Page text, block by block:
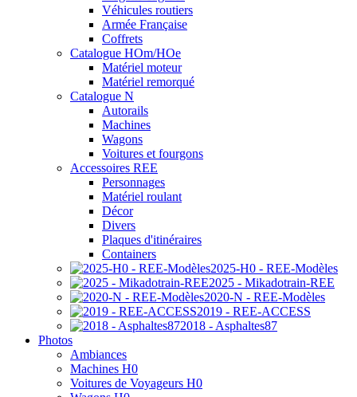
Véhicules routiers
Armée Française
Coffrets
Catalogue HOm/HOe
Matériel moteur
Matériel remorqué
Catalogue N
Autorails
Machines
Wagons
Voitures et fourgons
Accessoires REE
Personnages
Matériel roulant
Décor
Divers
Plaques d'itinéraires
Containers
2025-H0 - REE-Modèles
2025 - Mikadotrain-REE
2020-N - REE-Modèles
2019 - REE-ACCESS
2018 - Asphaltes87
Photos
Ambiances
Machines H0
Voitures de Voyageurs H0